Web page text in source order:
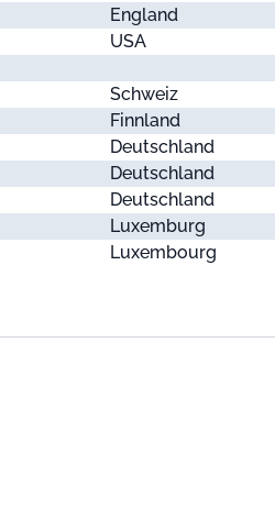
England
USA
Schweiz
Finnland
Deutschland
Deutschland
Deutschland
Luxemburg
Luxembourg